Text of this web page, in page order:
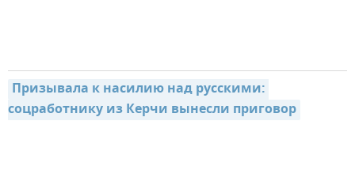
Призывала к насилию над русскими:
соцработнику из Керчи вынесли приговор